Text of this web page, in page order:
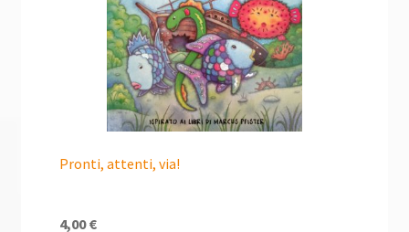
Pronti, attenti, via!
4,00€